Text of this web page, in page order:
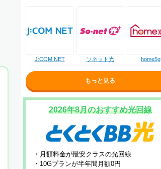
J:COM NET ソネット光 home5g
もっと見る
2026年8月のおすすめ光回線
・月額料金が最安クラスの光回線
・10Gプランが半年間月額0円